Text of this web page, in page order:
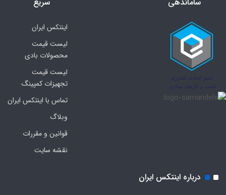
اینتکس ایران
لیست قیمت
محصولات بادی
لیست قیمت
تجهیزات کمپینگ
تماس با اینتکس ایران
وبلاگ
قوانین و مقررات
نقشه سایت
درباره اینتکس ایران